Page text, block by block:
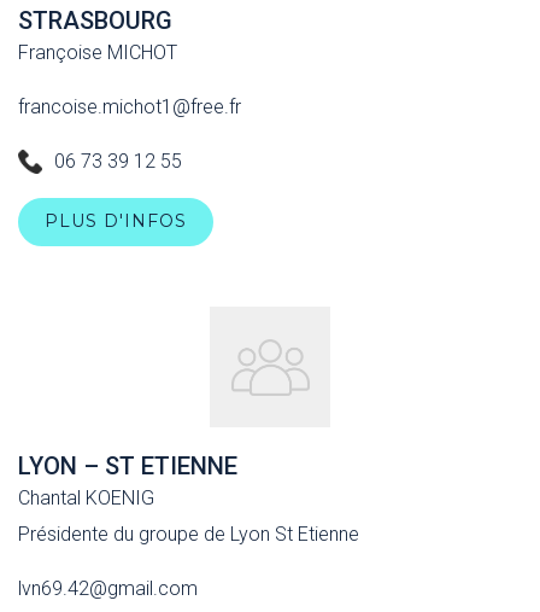
STRASBOURG
Françoise MICHOT
francoise.michot1@free.fr
06 73 39 12 55
PLUS D'INFOS
LYON – ST ETIENNE
Chantal KOENIG
Présidente du groupe de Lyon St Etienne
lvn69.42@gmail.com